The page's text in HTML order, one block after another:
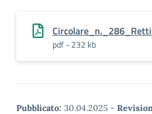
pdf - 232 kb
Pubblicato: 30.04.2025 -